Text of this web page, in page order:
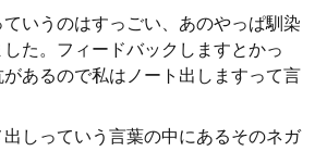
いうのはすっごい、あのやっぱ馴染
た。フィードバックしますとかっ
あるので私はノート出しますって言
しっていう言葉の中にあるそのネガ